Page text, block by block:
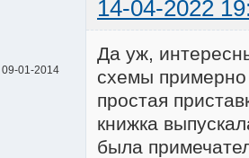
14-04-2022
09-01-2014
Да уж,
схемы примерно
простая
книжка
была